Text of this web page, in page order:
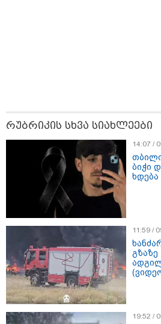
ინფექციას ებრძვიან -
და რამდენად
13:36 / 09-
24 წლის
დროს
დაშავდა
12:47 / 09-
რუსული
დაიღუპა
დაშავდა
რუბრიკის სხვა სიახლეები
14:07 /
ბიჭი
ხდება
11:59 /
გზაზე
19:52 /